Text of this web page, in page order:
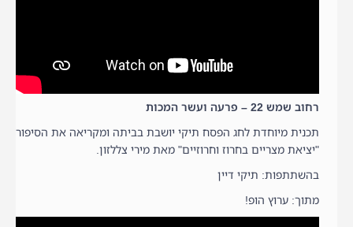
רחוב שמש 22 – פרעה ועשר המכות
תכנית מיוחדת לחג הפסח תיקי יושבת בביתה ומקריאה את הסיפור
"יציאת מצריים בחרוז וחרוזיים" מאת מירי צללזון.
בהשתתפות: תיקי דיין
מתוך: ערוץ הופ!